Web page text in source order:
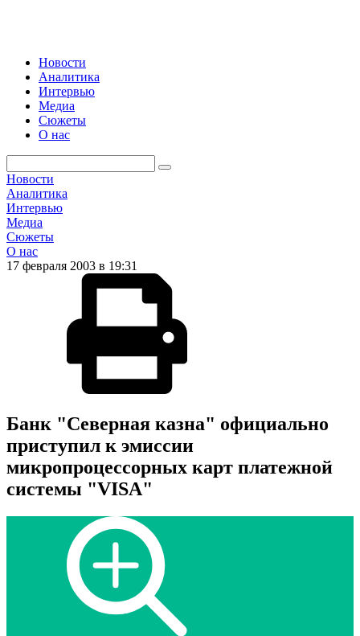
Новости
Аналитика
Интервью
Медиа
Сюжеты
О нас
Новости
Аналитика
Интервью
Медиа
Сюжеты
О нас
17 февраля 2003 в 19:31
Банк "Северная казна" официально
приступил к эмиссии
микропроцессорных карт платежной
системы "VISA"